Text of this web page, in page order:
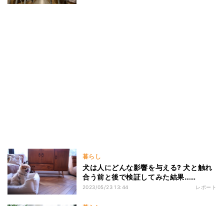
暮らし
犬は人にどんな影響を与える? 犬と触れ
合う前と後で検証してみた結果……
2023/05/23 13:44 レポート